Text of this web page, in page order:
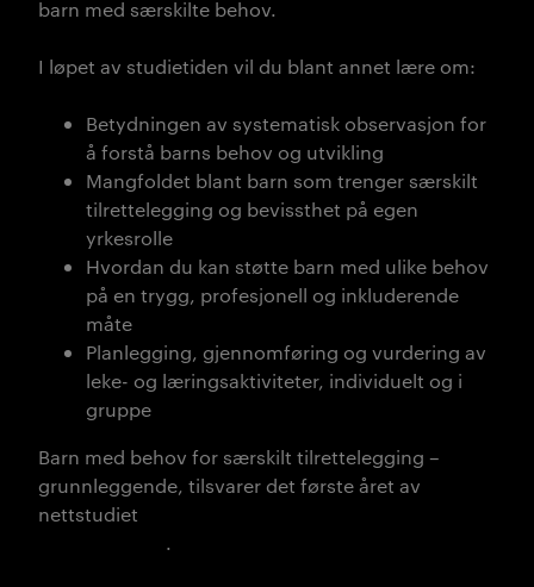
barn med særskilte behov.
I løpet av studietiden vil du blant annet lære om:
Betydningen av systematisk observasjon for
å forstå barns behov og utvikling
Mangfoldet blant barn som trenger særskilt
tilrettelegging og bevissthet på egen
yrkesrolle
Hvordan du kan støtte barn med ulike behov
på en trygg, profesjonell og inkluderende
måte
Planlegging, gjennomføring og vurdering av
leke- og læringsaktiviteter, individuelt og i
gruppe
Barn med behov for særskilt tilrettelegging –
grunnleggende, tilsvarer det første året av
nettstudiet
.